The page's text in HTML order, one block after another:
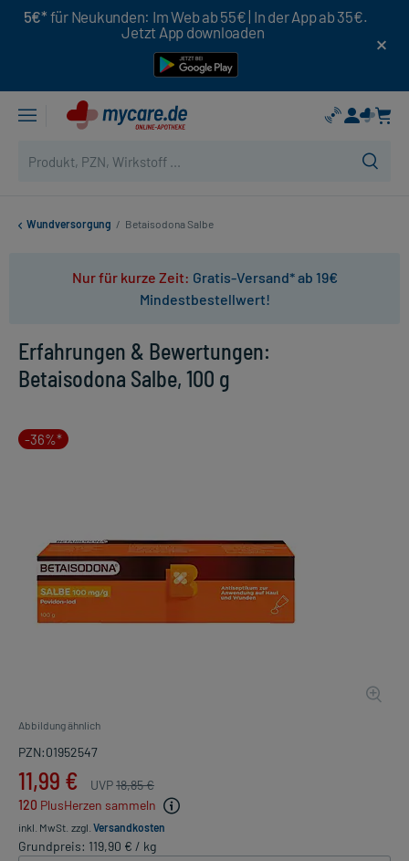
5€* für Neukunden: Im Web ab 55€ | In der App ab 35€.
Jetzt App downloaden
Wundversorgung / Betaisodona Salbe
Nur für kurze Zeit: Gratis-Versand* ab 19€
Mindestbestellwert!
Erfahrungen & Bewertungen:
Betaisodona Salbe, 100 g
-36%*
Abbildung ähnlich
PZN:01952547
11,99 € UVP18,85 €
120 PlusHerzen sammeln
inkl. MwSt. zzgl. Versandkosten
Grundpreis: 119,90 € / kg